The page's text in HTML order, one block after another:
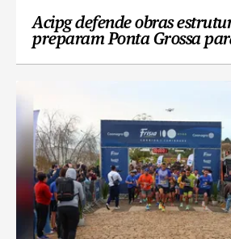
Acipg defende obras
preparam Ponta Grossa